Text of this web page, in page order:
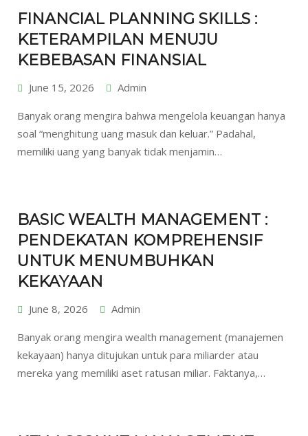
FINANCIAL PLANNING SKILLS :
KETERAMPILAN MENUJU
KEBEBASAN FINANSIAL
June 15, 2026 Admin
Banyak orang mengira bahwa mengelola keuangan hanya
soal “menghitung uang masuk dan keluar.” Padahal,
memiliki uang yang banyak tidak menjamin…
BASIC WEALTH MANAGEMENT :
PENDEKATAN KOMPREHENSIF
UNTUK MENUMBUHKAN
KEKAYAAN
June 8, 2026 Admin
Banyak orang mengira wealth management (manajemen
kekayaan) hanya ditujukan untuk para miliarder atau
mereka yang memiliki aset ratusan miliar. Faktanya,…